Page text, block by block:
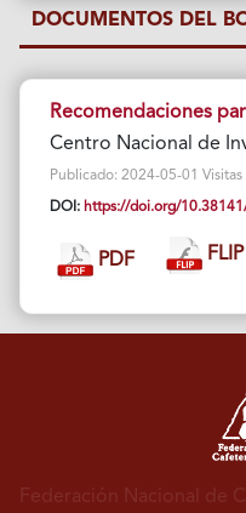
DOCUMENTOS DEL
Recomendaciones
Centro Nacional de
Publicado: 2024-05-01
DOI: https://doi.org/
PDF FLIP
Federación Nacional de